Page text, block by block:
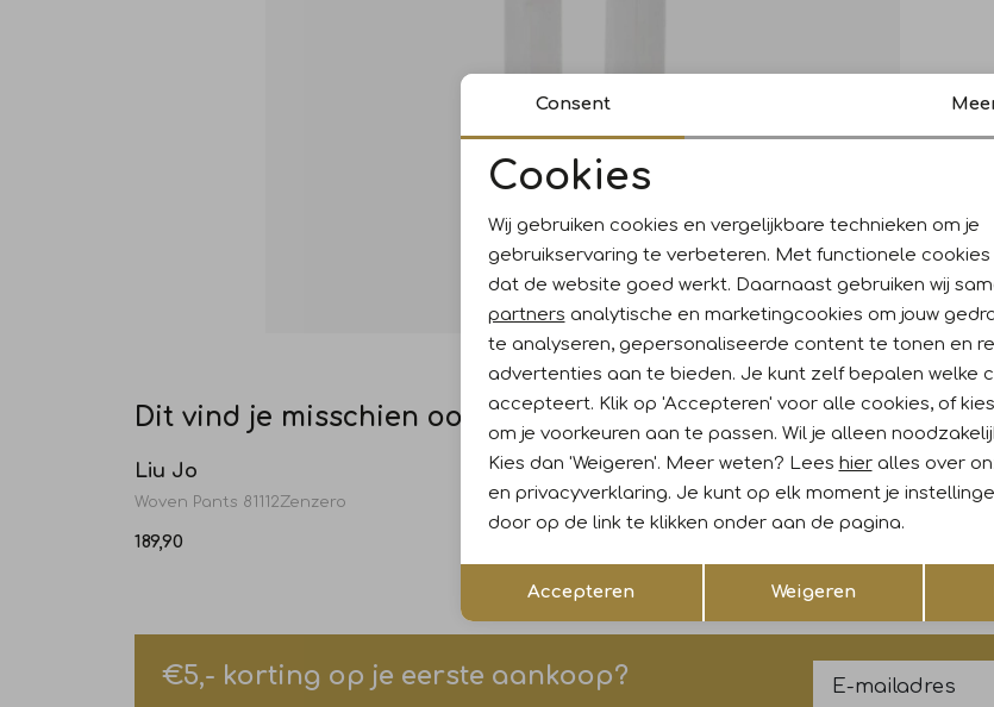
Dit vind je misschien ook leuk
Nieuw
Liu Jo
Woven Pants 81112Zenzero
189,90
Nieuw
Liu Jo
Denim Pants 8L504Den.Black long sunsh
Liu Jo
€5,- korting op je eerste aankoop?
Noodzakelijke cookies
Analytische cookies Marketing
Consent
Cookies
Wij gebruiken cookies en vergelijkbare technieken om je
gebruikservaring te verbeteren. Met functionele cookies
dat de website goed werkt. Daarnaast gebruiken wij
partners analytische en marketingcookies om jouw
te analyseren, gepersonaliseerde content te tonen en
advertenties aan te bieden. Je kunt zelf bepalen welke
accepteert. Klik op 'Accepteren' voor alle cookies, of
om je voorkeuren aan te passen. Wil je alleen
Kies dan 'Weigeren'. Meer weten? Lees hieralles over
en privacyverklaring. Je kunt op elk moment je
door op de link te klikken onder aan de pagina.
Accepteren Weigeren